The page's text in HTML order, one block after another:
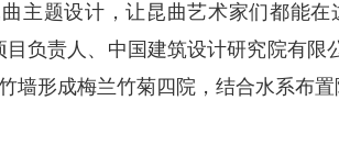
主题设计，让昆曲艺术家们都能
目负责人、中国建筑设计研究院有
墙形成梅兰竹菊四院，结合水系布